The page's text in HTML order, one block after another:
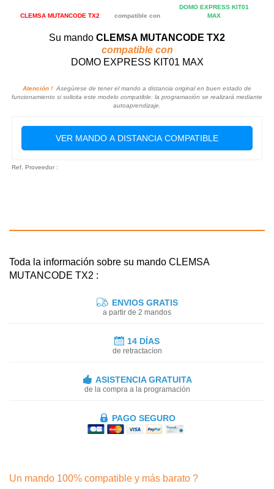
CLEMSA MUTANCODE TX2 compatible con
DOMO EXPRESS KIT01
MAX
Su mando CLEMSA MUTANCODE TX2
compatible con
DOMO EXPRESS KIT01 MAX
Atención ! Asegúrese de tener el mando a distancia original en buen estado de
funcionamiento si solicita este modelo compatible: la programación se realizará mediante
autoaprendizaje.
VER MANDO A DISTANCIA COMPATIBLE
Ref. Proveedor :
Toda la información sobre su mando CLEMSA
MUTANCODE TX2 :
ENVIOS GRATIS
a partir de 2 mandos
14 DÍAS
de retractacíon
ASISTENCIA GRATUITA
de la compra a la programación
PAGO SEGURO
Un mando 100% compatible y más barato ?